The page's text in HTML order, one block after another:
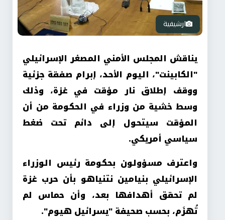
ارشيفية
يناقش المجلس الأمني المصغر الإسرائيلي
"الكابينت"، اليوم الأحد، إبرام صفقة جزئية
ووقف إطلاق نار مؤقت في غزة، وذلك
وسط خشية من وزراء في الحكومة من أن
المؤقت سيتحول إلى دائم تحت ضغط
سياسي أمريكي.
واعترف مسؤولون بحكومة رئيس الوزراء
الإسرائيلي بنيامين نتنياهو بأن حرب غزة
لم تحقق أهدافها بعد، وأن حماس لم
تُهزَم، بحسب صحيفة "يسرائيل هيوم".